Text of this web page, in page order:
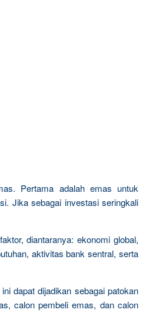
Pertama adalah emas untuk
Jika sebagai investasi seringkali
diantaranya: ekonomi global,
aktivitas bank sentral, serta
ini dapat dijadikan sebagai patokan
calon pembeli emas, dan calon